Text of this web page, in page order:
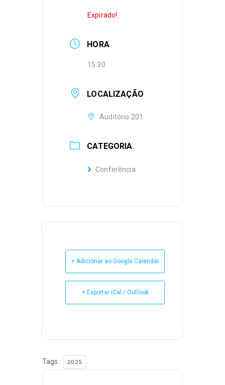
Expirado!
HORA
15:30
LOCALIZAÇÃO
Auditório 201
CATEGORIA
Conferência
+ Adicionar ao Google Calendar
+ Exportar iCal / Outlook
Tags: 2025